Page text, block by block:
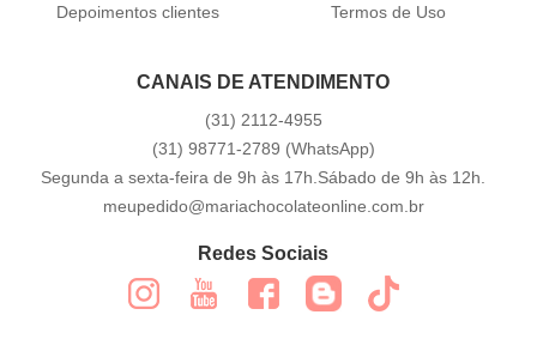
Depoimentos clientes
Termos de Uso
CANAIS DE ATENDIMENTO
(31) 2112-4955
(31) 98771-2789 (WhatsApp)
Segunda a sexta-feira de 9h às 17h.Sábado de 9h às 12h.
meupedido@mariachocolateonline.com.br
Redes Sociais